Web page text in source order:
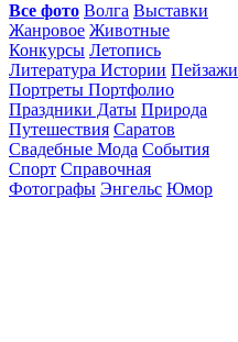
Все фото Волга Выставки
Жанровое Животные
Конкурсы Летопись
Литература Истории Пейзажи
Портреты Портфолио
Праздники Даты Природа
Путешествия Саратов
Свадебные Мода События
Спорт Справочная
Фотографы Энгельс Юмор